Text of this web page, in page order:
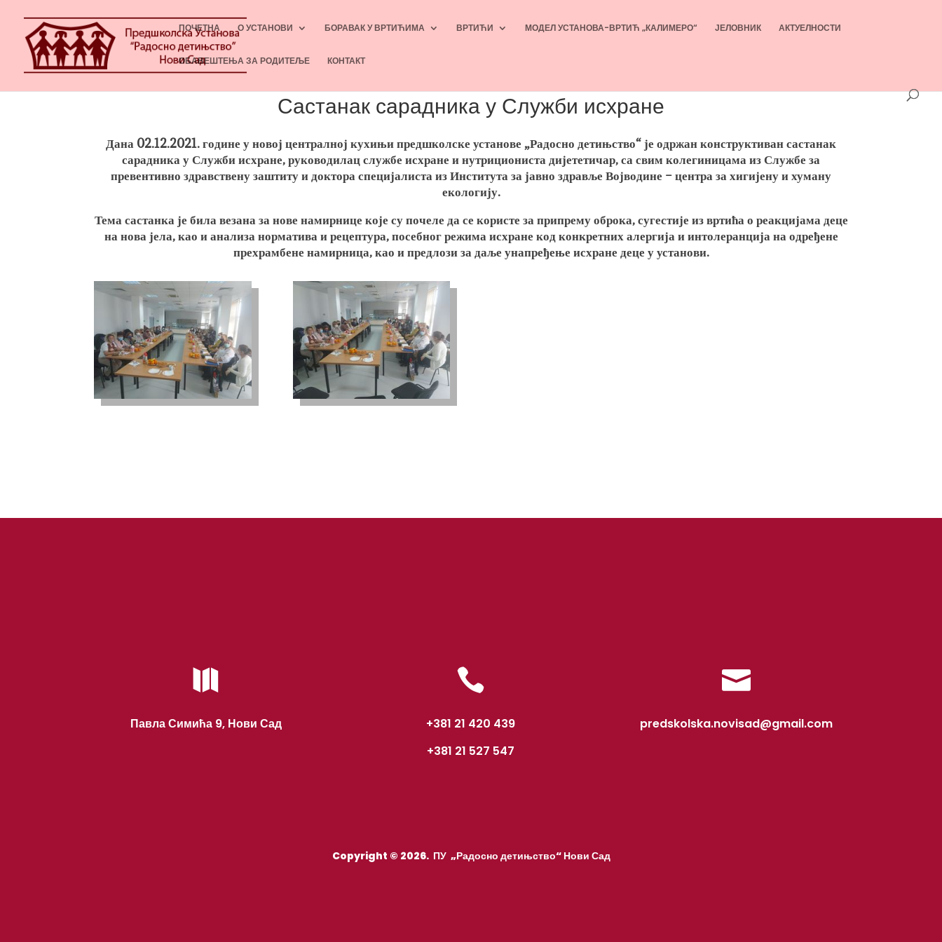
ПОЧЕТНА О УСТАНОВИ БОРАВАК У ВРТИЋИМА ВРТИЋИ МОДЕЛ УСТАНОВА-ВРТИЋ „КАЛИМЕРО“ ЈЕЛОВНИК АКТУЕЛНОСТИ
ОБАВЕШТЕЊА ЗА РОДИТЕЉЕ КОНТАКТ
Састанак сарадника у Служби исхране
Дана 02.12.2021. године у новој централној кухињи предшколске установе „Радосно детињство“ је одржан конструктиван састанак
сарадника у Служби исхране, руководилац службе исхране и нутрициониста дијететичар, са свим колегиницама из Службе за
превентивно здравствену заштиту и доктора специјалиста из Института за јавно здравље Војводине – центра за хигијену и хуману
екологију.
Тема састанка је била везана за нове намирнице које су почеле да се користе за припрему оброка, сугестије из вртића о реакцијама деце
на нова јела, као и анализа норматива и рецептура, посебног режима исхране код конкретних алергија и интолеранција на одређене
прехрамбене намирница, као и предлози за даље унапређење исхране деце у установи.

Павла Симића 9, Нови Сад

+381 21 420 439
+381 21 527 547

predskolska.novisad@gmail.com
Copyright © 2026. ПУ „Радосно детињство“ Нови Сад